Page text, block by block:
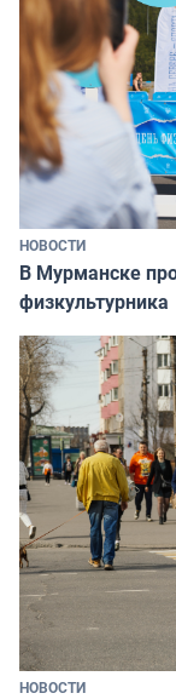
НОВОСТИ
В Мурманске
физкультурника
НОВОСТИ